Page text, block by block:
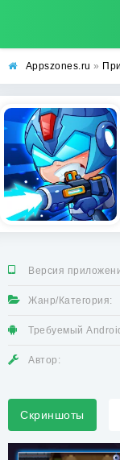
Appszones.ru »
Версия
Жанр/Категория:
Требуемый
Автор:
Скриншоты